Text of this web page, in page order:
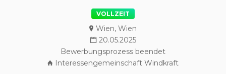
VOLLZEIT
Wien, Wien
20.05.2025
Bewerbungsprozess beendet
Interessengemeinschaft Windkraft